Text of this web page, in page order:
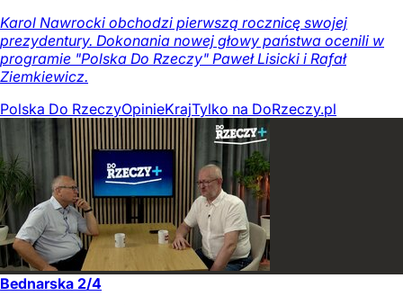
Karol Nawrocki obchodzi pierwszą rocznicę swojej
prezydentury. Dokonania nowej głowy państwa ocenili w
programie "Polska Do Rzeczy" Paweł Lisicki i Rafał
Ziemkiewicz.
Polska Do RzeczyOpinieKrajTylko na DoRzeczy.pl
Bednarska 2/4